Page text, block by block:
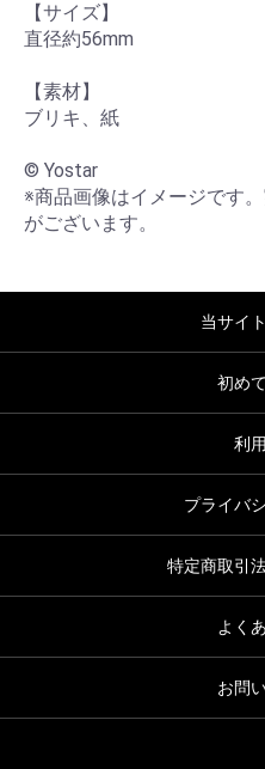
【サイズ】
直径約56mm
【素材】
ブリキ、紙
© Yostar
※商品画像はイメージです
がございます。
当サイ
初め
利
プライバ
特定商取引
よく
お問